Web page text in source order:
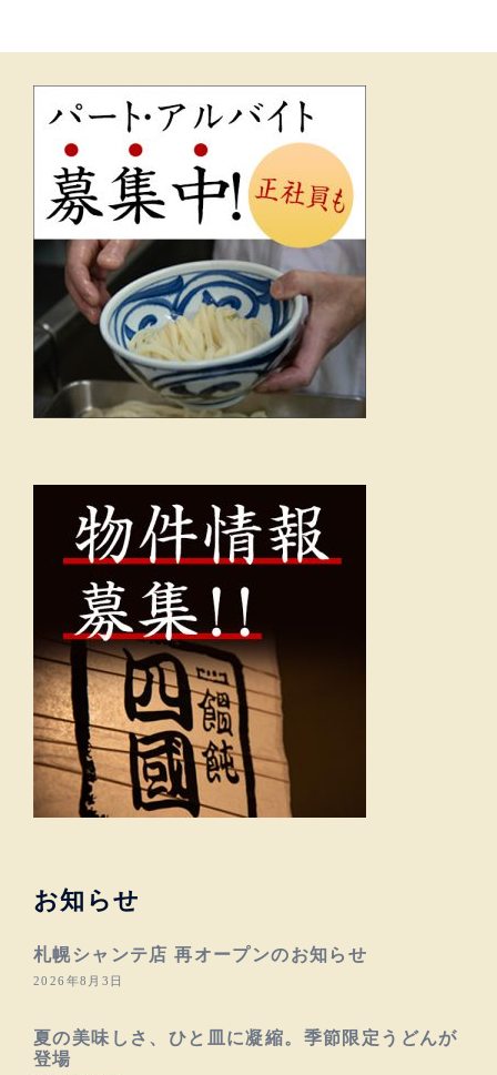
シ
ョ
お知らせ
札幌シャンテ店 再オープンのお知らせ
2026年8月3日
夏の美味しさ、ひと皿に凝縮。季節限定うどんが
登場